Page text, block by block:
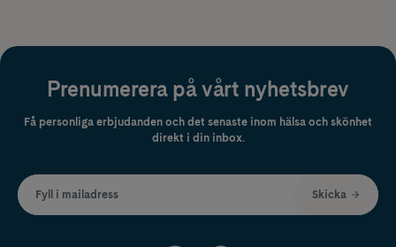
Prenumerera på vårt nyhetsbrev
Få personliga erbjudanden och det senaste inom hälsa och skönhet
direkt i din inbox.
Fyll i mailadress Skicka